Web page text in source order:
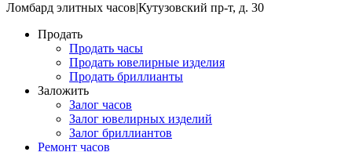
Ломбард элитных часов|Кутузовский пр-т, д. 30
Продать
Продать часы
Продать ювелирные изделия
Продать бриллианты
Заложить
Залог часов
Залог ювелирных изделий
Залог бриллиантов
Ремонт часов